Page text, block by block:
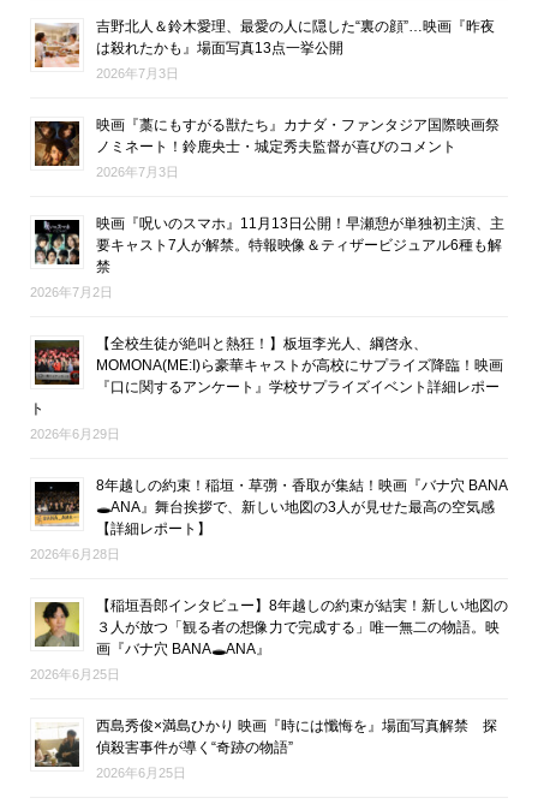
吉野北人＆鈴木愛理、最愛の人に隠した“裏の顔”…映画『昨夜
は殺れたかも』場面写真13点一挙公開
2026年7月3日
映画『藁にもすがる獣たち』カナダ・ファンタジア国際映画祭
ノミネート！鈴鹿央士・城定秀夫監督が喜びのコメント
2026年7月3日
映画『呪いのスマホ』11月13日公開！早瀬憩が単独初主演、主
要キャスト7人が解禁。特報映像＆ティザービジュアル6種も解
禁
2026年7月2日
【全校生徒が絶叫と熱狂！】板垣李光人、綱啓永、
MOMONA(ME:I)ら豪華キャストが高校にサプライズ降臨！映画
『口に関するアンケート』学校サプライズイベント詳細レポー
ト
2026年6月29日
8年越しの約束！稲垣・草彅・香取が集結！映画『バナ穴 BANA
🕳ANA』舞台挨拶で、新しい地図の3人が見せた最高の空気感
【詳細レポート】
2026年6月28日
【稲垣吾郎インタビュー】8年越しの約束が結実！新しい地図の
３人が放つ「観る者の想像力で完成する」唯一無二の物語。映
画『バナ穴 BANA🕳ANA』
2026年6月25日
西島秀俊×満島ひかり 映画『時には懺悔を』場面写真解禁 探
偵殺害事件が導く“奇跡の物語”
2026年6月25日